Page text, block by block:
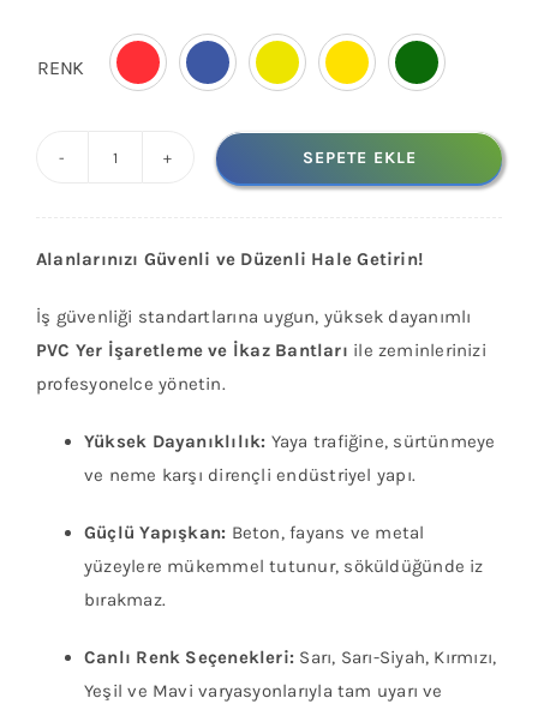
RENK
İşaretleme
ve
Bandı
50mm
x
-
5
Renk
SEPETE EKLE
Alanlarınızı Güvenli ve Düzenli Hale Getirin!
İş güvenliği standartlarına uygun, yüksek dayanımlı
PVC Yer İşaretleme ve İkaz Bantları ile zeminlerinizi
profesyonelce yönetin.
Yüksek Dayanıklılık: Yaya trafiğine, sürtünmeye
ve neme karşı dirençli endüstriyel yapı.
Güçlü Yapışkan: Beton, fayans ve metal
yüzeylere mükemmel tutunur, söküldüğünde iz
bırakmaz.
Canlı Renk Seçenekleri: Sarı, Sarı-Siyah, Kırmızı,
Yeşil ve Mavi varyasyonlarıyla tam uyarı ve